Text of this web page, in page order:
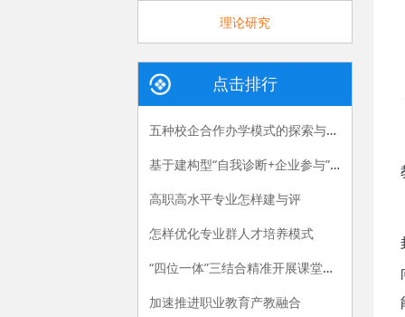
理论研究
点击排行
五种校企合作办学模式的探索与实践
基于建构型“自我诊断+企业参与”的专业评价指标体系构建研究
高职高水平专业怎样建与评
怎样优化专业群人才培养模式
“四位一体”三结合精准开展课堂教学评价的探索与实践
加速推进职业教育产教融合